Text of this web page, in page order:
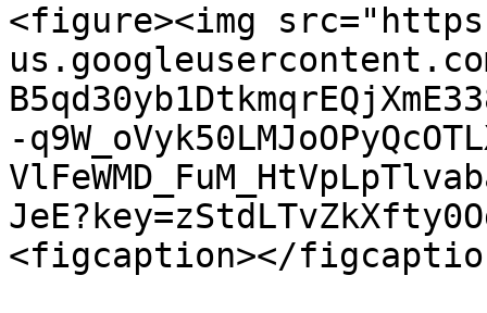
<figure><img
-
<figcaption></